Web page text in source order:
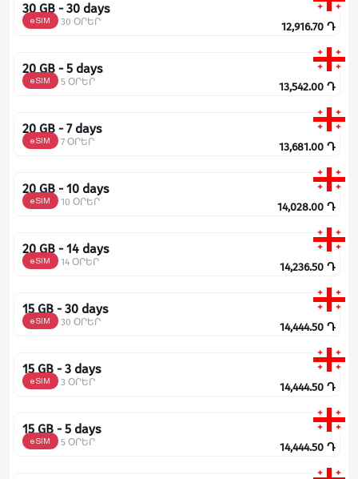
30 GB - 30 days
eSIM 30 ՕՐԵՐ 12,916.70 Դ
20 GB - 5 days
eSIM 5 ՕՐԵՐ 13,542.00 Դ
20 GB - 7 days
eSIM 7 ՕՐԵՐ 13,681.00 Դ
20 GB - 10 days
eSIM 10 ՕՐԵՐ 14,028.00 Դ
20 GB - 14 days
eSIM 14 ՕՐԵՐ 14,236.50 Դ
15 GB - 30 days
eSIM 30 ՕՐԵՐ 14,444.50 Դ
15 GB - 3 days
eSIM 3 ՕՐԵՐ 14,444.50 Դ
15 GB - 5 days
eSIM 5 ՕՐԵՐ 14,444.50 Դ